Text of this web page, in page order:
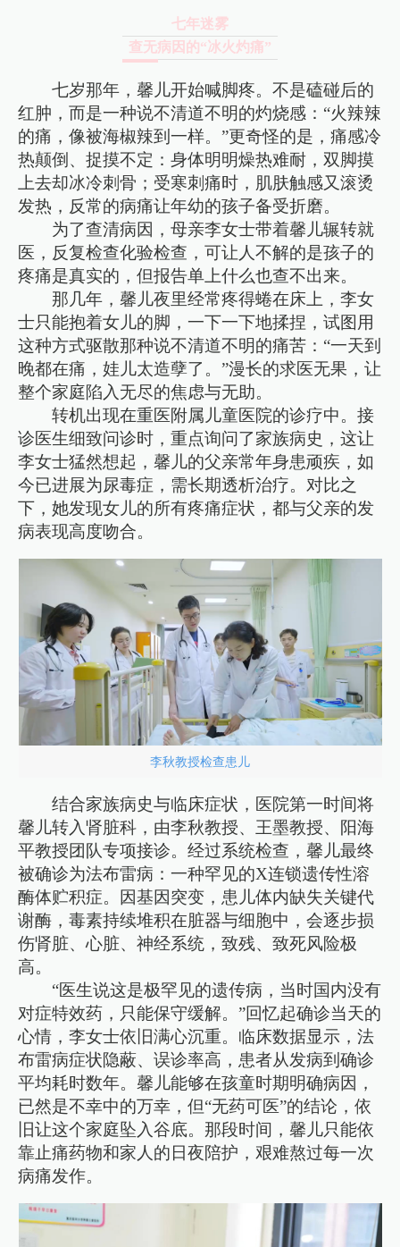
七年迷雾
查无病因的“冰火灼痛”
七岁那年，馨儿开始喊脚疼。不是磕碰后的
红肿，而是一种说不清道不明的灼烧感：“火辣辣
的痛，像被海椒辣到一样。”更奇怪的是，痛感冷
热颠倒、捉摸不定：身体明明燥热难耐，双脚摸
上去却冰冷刺骨；受寒刺痛时，肌肤触感又滚烫
发热，反常的病痛让年幼的孩子备受折磨。
为了查清病因，母亲李女士带着馨儿辗转就
医，反复检查化验检查，可让人不解的是孩子的
疼痛是真实的，但报告单上什么也查不出来。
那几年，馨儿夜里经常疼得蜷在床上，李女
士只能抱着女儿的脚，一下一下地揉捏，试图用
这种方式驱散那种说不清道不明的痛苦：“一天到
晚都在痛，娃儿太造孽了。”漫长的求医无果，让
整个家庭陷入无尽的焦虑与无助。
转机出现在重医附属儿童医院的诊疗中。接
诊医生细致问诊时，重点询问了家族病史，这让
李女士猛然想起，馨儿的父亲常年身患顽疾，如
今已进展为尿毒症，需长期透析治疗。对比之
下，她发现女儿的所有疼痛症状，都与父亲的发
病表现高度吻合。
李秋教授检查患儿
结合家族病史与临床症状，医院第一时间将
馨儿转入肾脏科，由李秋教授、王墨教授、阳海
平教授团队专项接诊。经过系统检查，馨儿最终
被确诊为法布雷病：一种罕见的X连锁遗传性溶
酶体贮积症。因基因突变，患儿体内缺失关键代
谢酶，毒素持续堆积在脏器与细胞中，会逐步损
伤肾脏、心脏、神经系统，致残、致死风险极
高。
“医生说这是极罕见的遗传病，当时国内没有
对症特效药，只能保守缓解。”回忆起确诊当天的
心情，李女士依旧满心沉重。临床数据显示，法
布雷病症状隐蔽、误诊率高，患者从发病到确诊
平均耗时数年。馨儿能够在孩童时期明确病因，
已然是不幸中的万幸，但“无药可医”的结论，依
旧让这个家庭坠入谷底。那段时间，馨儿只能依
靠止痛药物和家人的日夜陪护，艰难熬过每一次
病痛发作。